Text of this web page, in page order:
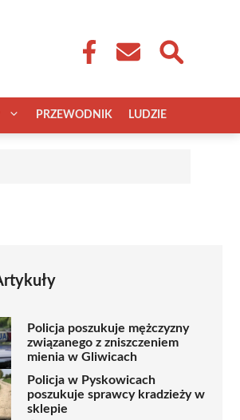
PRZEWODNIK LUDZIE
Policja poszukuje mężczyzny
związanego z zniszczeniem
mienia w Gliwicach
Policja w Pyskowicach
poszukuje sprawcy kradzieży w
sklepie